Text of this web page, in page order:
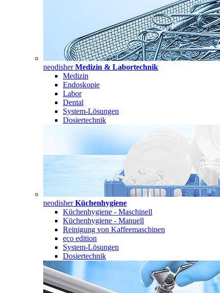
neodisherMedizin & Labortechnik
Medizin
Endoskopie
Labor
Dental
System-Lösungen
Dosiertechnik
neodisherKüchenhygiene
Küchenhygiene - Maschinell
Küchenhygiene - Manuell
Reinigung von Kaffeemaschinen
eco edition
System-Lösungen
Dosiertechnik